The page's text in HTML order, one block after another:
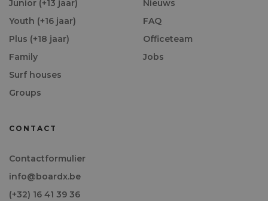
Junior (+13 jaar)
Youth (+16 jaar)
Plus (+18 jaar)
Family
Surf houses
Groups
Nieuws
FAQ
Officeteam
Jobs
CONTACT
Contactformulier
info@boardx.be
(+32) 16 41 39 36